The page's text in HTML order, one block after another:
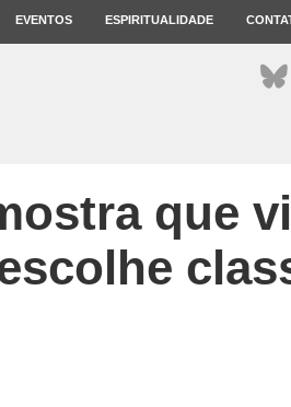
EVENTOS ESPIRITUALIDADE
que